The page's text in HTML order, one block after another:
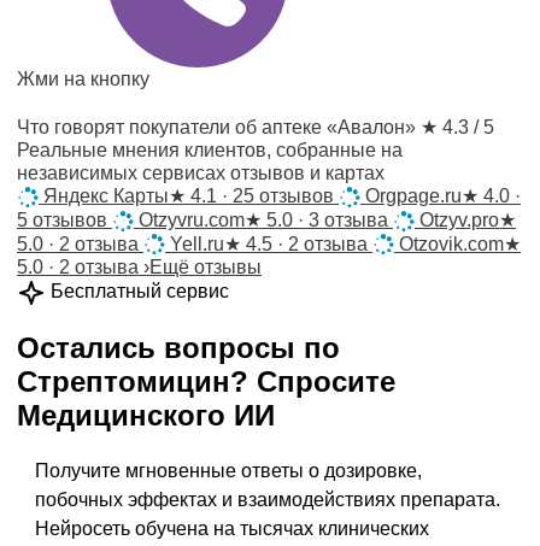
Жми на кнопку
Что говорят покупатели об аптеке «Авалон» ★ 4.3 / 5
Реальные мнения клиентов, собранные на
независимых сервисах отзывов и картах
Яндекс Карты★ 4.1 · 25 отзывов Orgpage.ru★ 4.0 ·
5 отзывов
Otzyvru.com★ 5.0 · 3 отзыва Otzyv.pro★
5.0 · 2 отзыва
Yell.ru★ 4.5 · 2 отзыва Otzovik.com★
5.0 · 2 отзыва ›Ещё отзывы
Бесплатный сервис
Остались вопросы по
Стрептомицин? Спросите
Медицинского ИИ
Получите мгновенные ответы о дозировке,
побочных эффектах и взаимодействиях препарата.
Нейросеть обучена на тысячах клинических